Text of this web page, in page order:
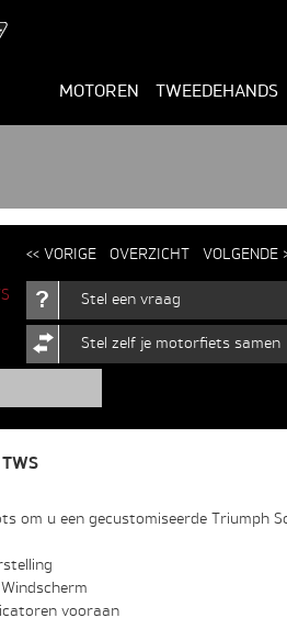
MOTOREN TWEEDEHANDS
<< VORIGE OVERZICHT VOLGENDE
Stel een vraag
Stel zelf je motorfiets samen
om u een gecustomiseerde Triumph
vooraan